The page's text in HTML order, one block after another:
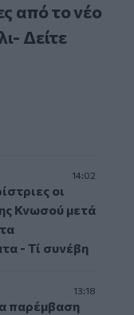
από το νέο
Δείτε
14:02
οι
Κνωσού μετά
- Τί συνέβη
13:18
παρέμβαση